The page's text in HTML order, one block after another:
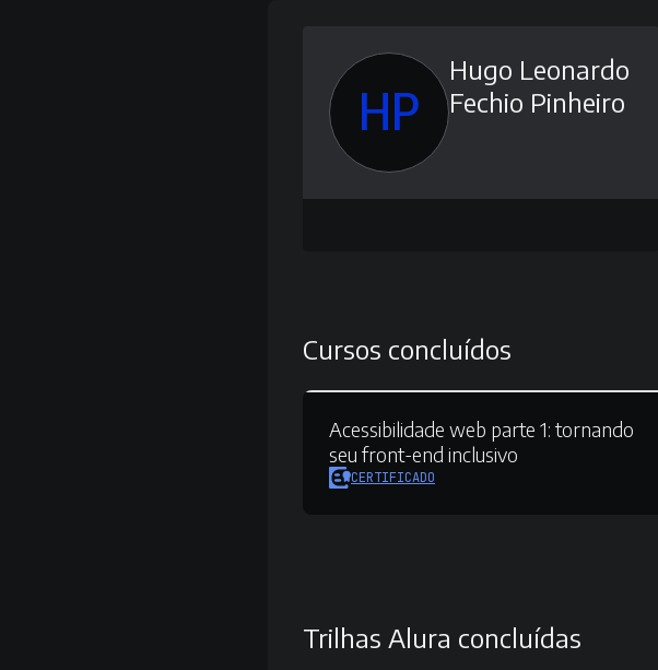
HP
Hugo Leonardo
Fechio Pinheiro
Cursos concluídos
Acessibilidade web parte 1:tornando
seu front-end inclusivo
CERTIFICADO
Trilhas Alura concluídas